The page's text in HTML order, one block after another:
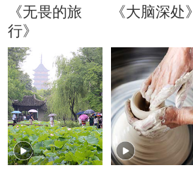
《无畏的旅
行》
《大脑深处》